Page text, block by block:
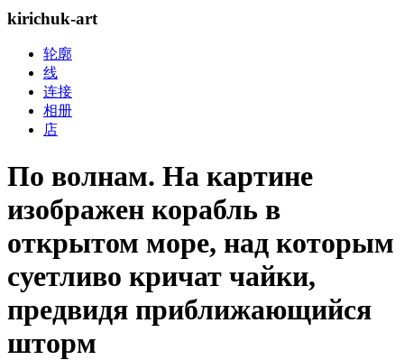
kirichuk-art
轮廓
线
连接
相册
店
По волнам. На картине
изображен корабль в
открытом море, над которым
суетливо кричат чайки,
предвидя приближающийся
шторм